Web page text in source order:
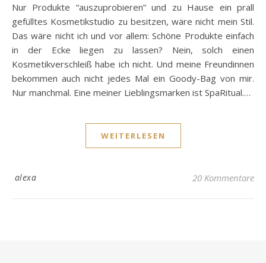
Nur Produkte “auszuprobieren” und zu Hause ein prall
gefülltes Kosmetikstudio zu besitzen, wäre nicht mein Stil.
Das wäre nicht ich und vor allem: Schöne Produkte einfach
in der Ecke liegen zu lassen? Nein, solch einen
Kosmetikverschleiß habe ich nicht. Und meine Freundinnen
bekommen auch nicht jedes Mal ein Goody-Bag von mir.
Nur manchmal. Eine meiner Lieblingsmarken ist SpaRitual.…
WEITERLESEN
alexa 20 Kommentare